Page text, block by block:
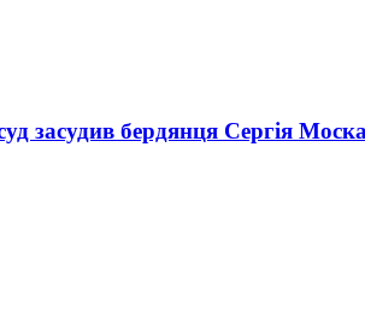
засудив бердянця Сергія